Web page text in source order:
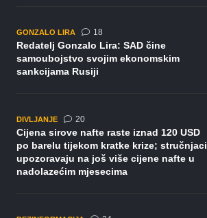
GONZALO LIRA 18komentara
Redatelj Gonzalo Lira: SAD čine
samoubojstvo svojim ekonomskim
sankcijama Rusiji
DIVLJANJE 20komentara
Cijena sirove nafte raste iznad 120 USD
po barelu tijekom kratke krize; stručnjaci
upozoravaju na još više cijene nafte u
nadolazećim mjesecima